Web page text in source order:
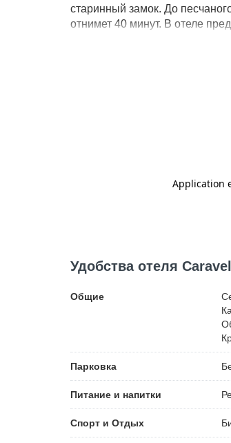
старинный замок. До
отнимет 40 минут. В отеле
установлен кондиционер и
Удобства отеля
Общие
Парковка
Питание и напитки
Спорт и Отдых